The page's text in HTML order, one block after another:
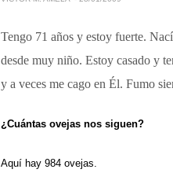
Tengo 71 años y estoy fuerte.
desde muy niño. Estoy casado y
y a veces me cago en Él. Fumo
¿Cuántas ovejas nos siguen?
Aquí hay 984 ovejas.